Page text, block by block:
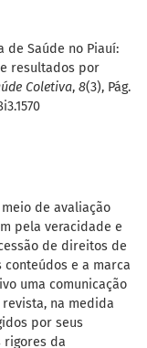
de Saúde no Piauí:
resultados por
Coletiva, 8(3), Pág.
de avaliação
pela veracidade e
de direitos de
e a marca
uma comunicação
na medida
por seus
rigores da